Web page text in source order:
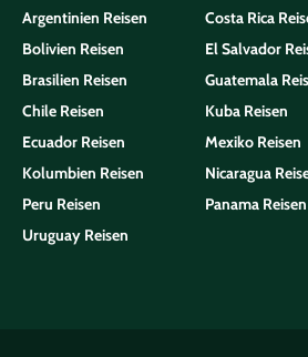
Argentinien Reisen
Bolivien Reisen
Brasilien Reisen
Chile Reisen
Ecuador Reisen
Kolumbien Reisen
Peru Reisen
Uruguay Reisen
Costa Rica
El Salvador
Guatemala
Kuba Reisen
Mexiko Reisen
Nicaragua
Panama Reisen